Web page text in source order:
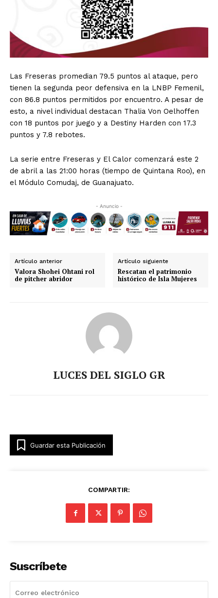
Las Freseras promedian 79.5 puntos al ataque, pero
tienen la segunda peor defensiva en la LNBP Femenil,
con 86.8 puntos permitidos por encuentro. A pesar de
esto, a nivel individual destacan Thalia Von Oelhoffen
con 18 puntos por juego y a Destiny Harden con 17.3
puntos y 7.8 rebotes.
La serie entre Freseras y El Calor comenzará este 2
de abril a las 21:00 horas (tiempo de Quintana Roo), en
el Módulo Comudaj, de Guanajuato.
- Anuncio -
Artículo anterior
Valora Shohei Ohtani rol
de pitcher abridor
Artículo siguiente
Rescatan el patrimonio
histórico de Isla Mujeres
LUCES DEL SIGLO GR
Guardar esta Publicación
COMPARTIR:
Suscríbete